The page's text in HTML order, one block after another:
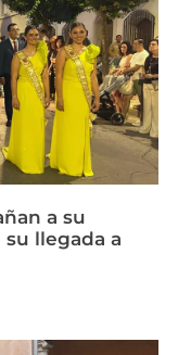
a su
llegada a